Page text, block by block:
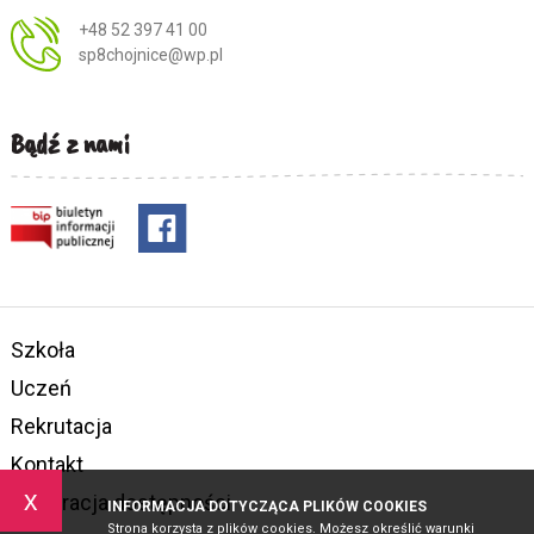
x INFORMACJA DOTYCZĄCA PLIKÓW COOKIES
Strona korzysta z plików cookies. Możesz określić warunki
+48 52 397 41 00
sp8chojnice@wp.pl
Bądź z nami
Szkoła
Uczeń
Rekrutacja
Kontakt
Deklaracja dostępności